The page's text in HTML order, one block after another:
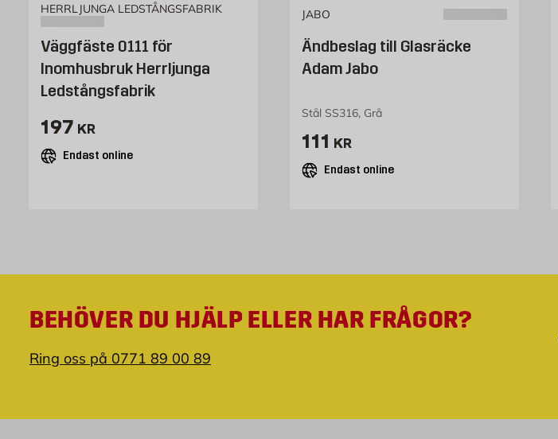
HERRLJUNGA LEDSTÅNGSFABRIK
Väggfäste 0111 för
Inomhusbruk Herrljunga
Ledstångsfabrik
Pris 197 kr
197 KR
Endast online
JABO
Ändbeslag till Glasräcke
Adam Jabo
Stål SS316, Grå
Pris 111 kr
111 KR
Endast online
BEHÖVER DU HJÄLP ELLER HAR FRÅGOR?
Ring oss på 0771 89 00 89